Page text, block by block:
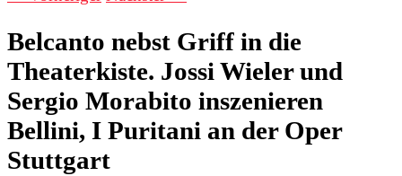
Belcanto nebst Griff in die
Theaterkiste. Jossi Wieler und
Sergio Morabito inszenieren
Bellini, I Puritani an der Oper
Stuttgart